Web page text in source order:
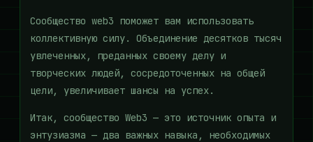
Сообщество web3 поможет вам использовать
коллективную силу. Объединение десятков тысяч
увлеченных, преданных своему делу и
творческих людей, сосредоточенных на общей
цели, увеличивает шансы на успех.
Итак, сообщество Web3 — это источник опыта и
энтузиазма — два важных навыка, необходимых